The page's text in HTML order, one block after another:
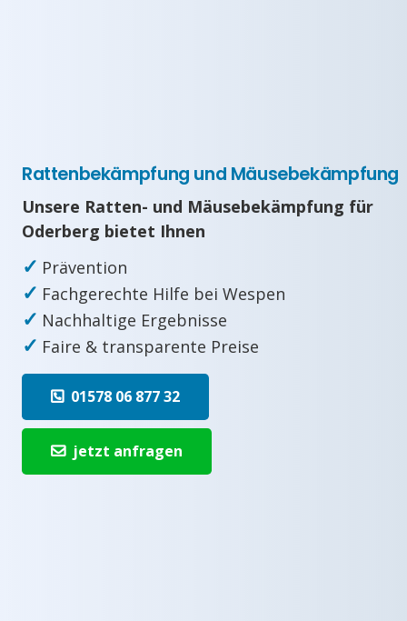
Rattenbekämpfung und Mäusebekämpfung
Unsere Ratten- und Mäusebekämpfung für
Oderberg bietet Ihnen
✓ Prävention
✓ Fachgerechte Hilfe bei Wespen
✓ Nachhaltige Ergebnisse
✓ Faire & transparente Preise
01578 06 877 32
jetzt anfragen